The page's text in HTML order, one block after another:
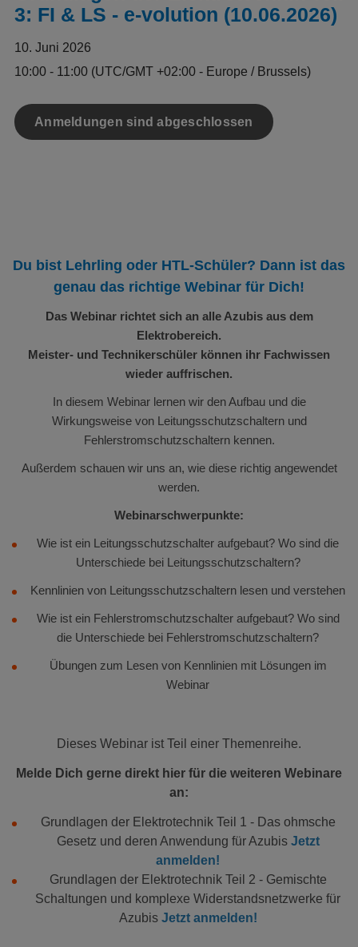
3: FI & LS - e-volution (10.06.2026)
10. Juni 2026
10:00 - 11:00 (UTC/GMT +02:00 - Europe / Brussels)
Anmeldungen sind abgeschlossen
Du bist Lehrling oder HTL-Schüler? Dann ist das
genau das richtige Webinar für Dich!
Das Webinar richtet sich an alle Azubis aus dem
Elektrobereich.
Meister- und Technikerschüler können ihr Fachwissen
wieder auffrischen.
In diesem Webinar lernen wir den Aufbau und die
Wirkungsweise von Leitungsschutzschaltern und
Fehlerstromschutzschaltern kennen.
Außerdem schauen wir uns an, wie diese richtig angewendet
werden.
Webinarschwerpunkte:
Wie ist ein Leitungsschutzschalter aufgebaut? Wo sind die
Unterschiede bei Leitungsschutzschaltern?
Kennlinien von Leitungsschutzschaltern lesen und verstehen
Wie ist ein Fehlerstromschutzschalter aufgebaut? Wo sind
die Unterschiede bei Fehlerstromschutzschaltern?
Übungen zum Lesen von Kennlinien mit Lösungen im
Webinar
Dieses Webinar ist Teil einer Themenreihe.
Melde Dich gerne direkt hier für die weiteren Webinare
an:
Grundlagen der Elektrotechnik Teil 1 - Das ohmsche
Gesetz und deren Anwendung für Azubis Jetzt
anmelden!
Grundlagen der Elektrotechnik Teil 2 - Gemischte
Schaltungen und komplexe Widerstandsnetzwerke für
Azubis Jetzt anmelden!